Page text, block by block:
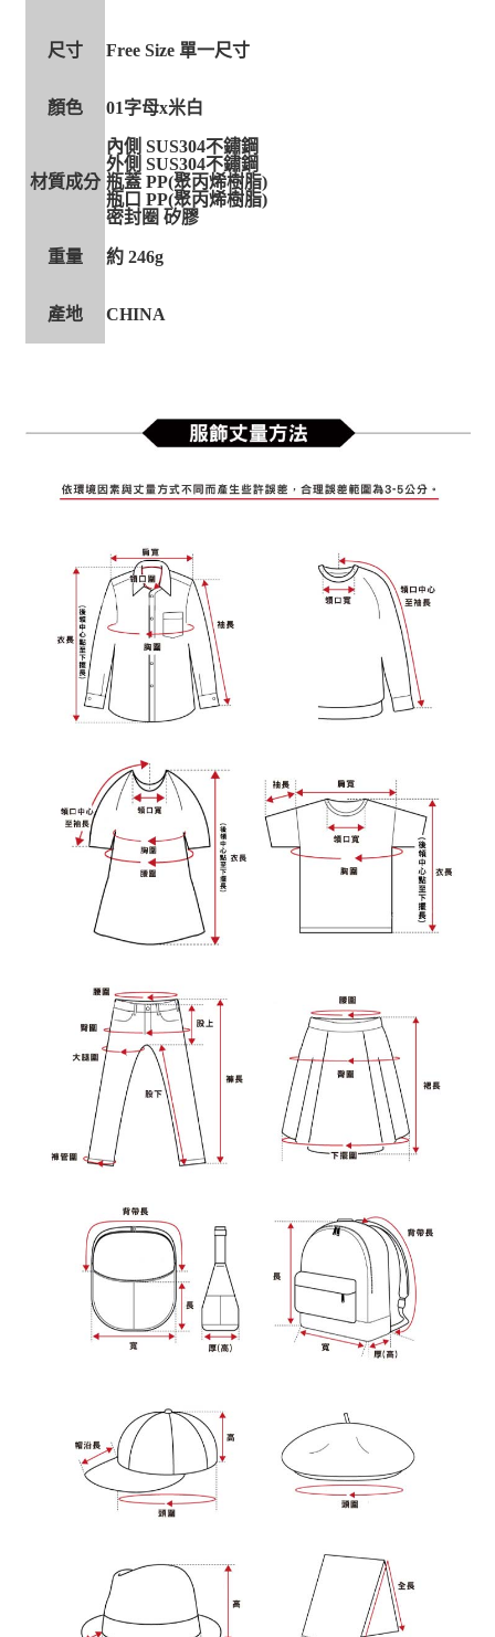
尺寸 Free Size 單一尺寸
顏色 01字母x米白
材質成分
內側 SUS304不鏽鋼
外側 SUS304不鏽鋼
瓶蓋 PP(聚丙烯樹脂)
瓶口 PP(聚丙烯樹脂)
密封圈 矽膠
重量 約 246g
產地 CHINA